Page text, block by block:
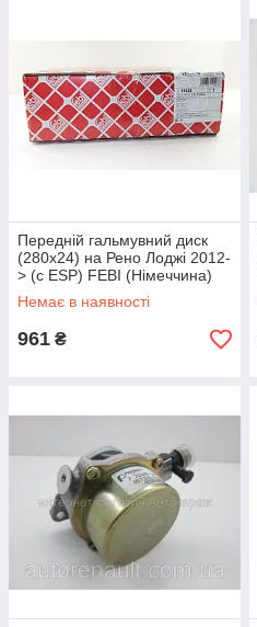
Передній гальмувний диск
(280x24) на Рено Лоджі 2012-
> (c ESP) FEBI (Німеччина)
19923
Немає в наявності
961 ₴